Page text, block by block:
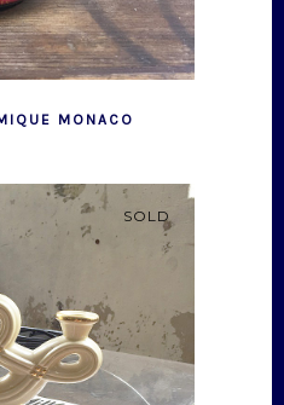
MONACO
SOLD